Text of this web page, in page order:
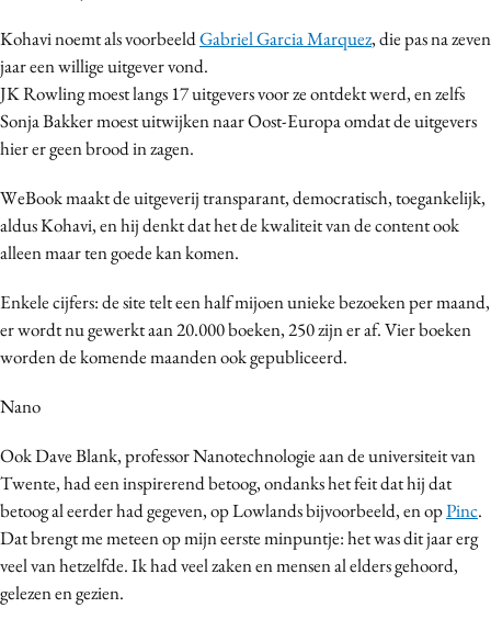
Kohavi noemt als voorbeeldGabriel Garcia Marquez, die pas na zeven
jaar een willige uitgever vond.
JK Rowling moest langs 17 uitgevers voor ze ontdekt werd, en zelfs
Sonja Bakker moest uitwijken naar Oost-Europa omdat de uitgevers
hier er geen brood in zagen.
WeBook maakt de uitgeverij transparant, democratisch, toegankelijk,
aldus Kohavi, en hij denkt dat het de kwaliteit van de content ook
alleen maar ten goede kan komen.
Enkele cijfers: de site telt een half mijoen unieke bezoeken per maand,
er wordt nu gewerkt aan 20.000 boeken, 250 zijn er af. Vier boeken
worden de komende maanden ook gepubliceerd.
Nano
Ook Dave Blank, professor Nanotechnologie aan de universiteit van
Twente, had een inspirerend betoog, ondanks het feit dat hij dat
betoog al eerder had gegeven, op Lowlands bijvoorbeeld, en opPinc.
Dat brengt me meteen op mijn eerste minpuntje: het was dit jaar erg
veel van hetzelfde. Ik had veel zaken en mensen al elders gehoord,
gelezen en gezien.